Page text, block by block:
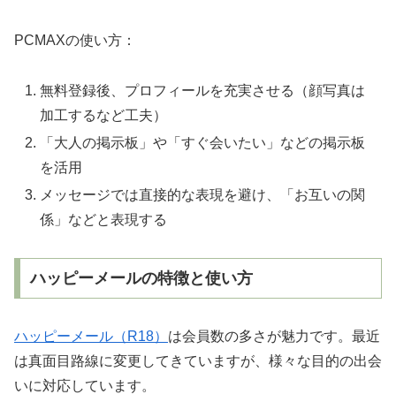
PCMAXの使い方：
無料登録後、プロフィールを充実させる（顔写真は
加工するなど工夫）
「大人の掲示板」や「すぐ会いたい」などの掲示板
を活用
メッセージでは直接的な表現を避け、「お互いの関
係」などと表現する
ハッピーメールの特徴と使い方
ハッピーメール（R18） は会員数の多さが魅力です。最近
は真面目路線に変更してきていますが、様々な目的の出会
いに対応しています。